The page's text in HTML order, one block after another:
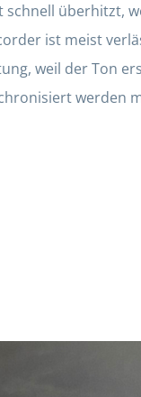
schnell überhitzt,
ist meist
weil der Ton
werden